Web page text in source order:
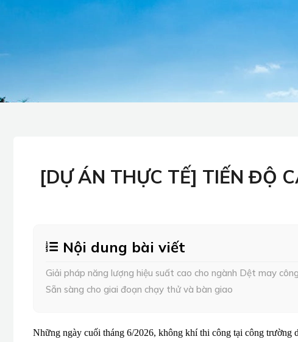
[DỰ ÁN THỰC TẾ] TIẾN ĐỘ
Nội dung bài viết
Giải pháp năng lượng hiệu suất cao cho ngành Dệt may
Sẵn sàng cho giai đoạn chạy thử và bàn giao
Những ngày cuối tháng 6/2026, không khí thi công tại công